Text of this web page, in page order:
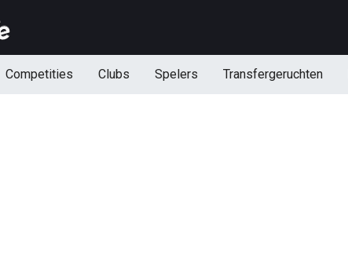
Competities Clubs Spelers Transfergeruchten